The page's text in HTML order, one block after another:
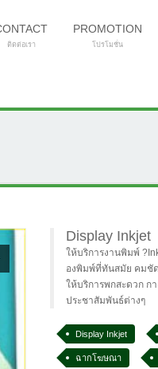
ติดต่อเรา
PROMOTION
โปรโมชั่น
Display Inkjet
ให้บริการงานพิมพ์
องพิมพ์ที่ทันสมัย คมชัด
ให้บริการพกสะดวก ก
ประชาสัมพันธ์ต่างๆ
Display Inkjet
ฉากโฆษณา